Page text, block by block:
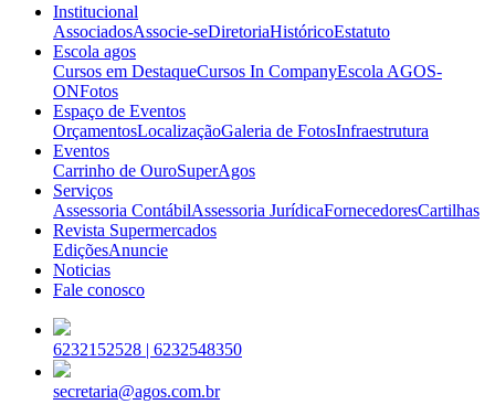
Institucional
AssociadosAssocie-seDiretoriaHistóricoEstatuto
Escola agos
Cursos em DestaqueCursos In CompanyEscola AGOS-
ONFotos
Espaço de Eventos
OrçamentosLocalizaçãoGaleria de FotosInfraestrutura
Eventos
Carrinho de OuroSuperAgos
Serviços
Assessoria ContábilAssessoria JurídicaFornecedoresCartilhas
Revista Supermercados
EdiçõesAnuncie
Noticias
Fale conosco
6232152528 | 6232548350
secretaria@agos.com.br